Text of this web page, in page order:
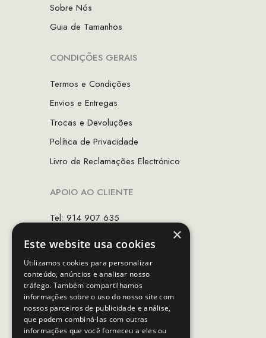
Sobre Nós
Guia de Tamanhos
CONDIÇÕES GERAIS
Termos e Condições
Envios e Entregas
Trocas e Devoluções
Política de Privacidade
Livro de Reclamações Electrónico
APOIO AO CLIENTE
Tel: 914 907 635
Horário de contacto:
Dias úteis das 10h as 19h
SEGUE-NOS
×
Este website usa cookies
Utilizamos cookies para personalizar
conteúdo, anúncios e analisar nosso
tráfego. Também compartilhamos
informações sobre o uso do nosso site com
nossos parceiros de publicidade e análise,
que podem combiná-las com outras
informações que você forneceu a eles ou